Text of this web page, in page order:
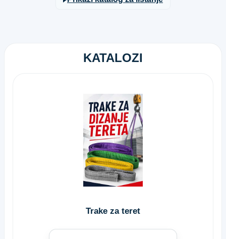
KATALOZI
Trake za teret